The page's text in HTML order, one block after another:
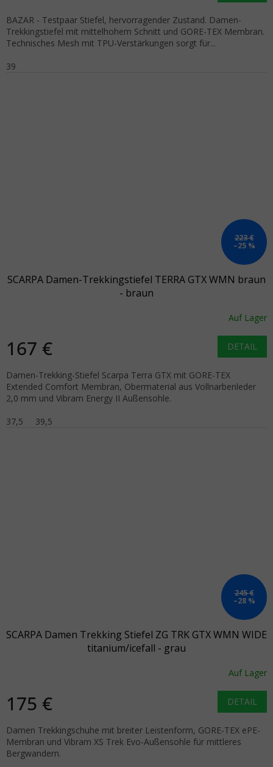
BAZAR - Testpaar Stiefel, hervorragender Zustand. Damen-
Trekkingstiefel mit mittelhohem Schnitt und GORE-TEX Membran.
Technisches Mesh mit TPU-Verstärkungen sorgt für...
39
223 €
–25 %
SCARPA Damen-Trekkingstiefel TERRA GTX WMN braun
- braun
Auf Lager
167 € DETAIL
Damen-Trekking-Stiefel Scarpa Terra GTX mit GORE-TEX
Extended Comfort Membran, Obermaterial aus Vollnarbenleder
2,0 mm und Vibram Energy II Außensohle.
37,5
39,5
245 €
–28 %
SCARPA Damen Trekking Stiefel ZG TRK GTX WMN WIDE
titanium/icefall - grau
Auf Lager
175 € DETAIL
Damen Trekkingschuhe mit breiter Leistenform, GORE-TEX ePE-
Membran und Vibram XS Trek Evo-Außensohle für mittleres
Bergwandern.